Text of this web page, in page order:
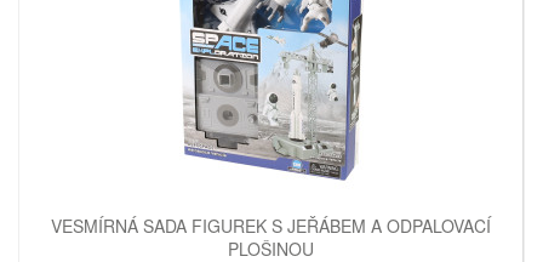
VESMÍRNÁ SADA FIGUREK S JEŘÁBEM A ODPALOVACÍ
PLOŠINOU